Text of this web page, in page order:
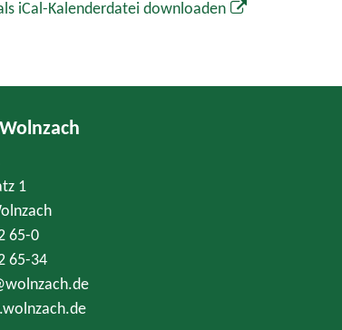
iCal-Kalenderdatei downloaden
1
65-0
65-34